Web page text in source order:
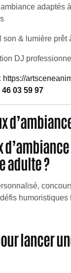
adaptés
son & lumière prêt
DJ
https://
46 03 59 97
adulte ?
humoristiques
lancer